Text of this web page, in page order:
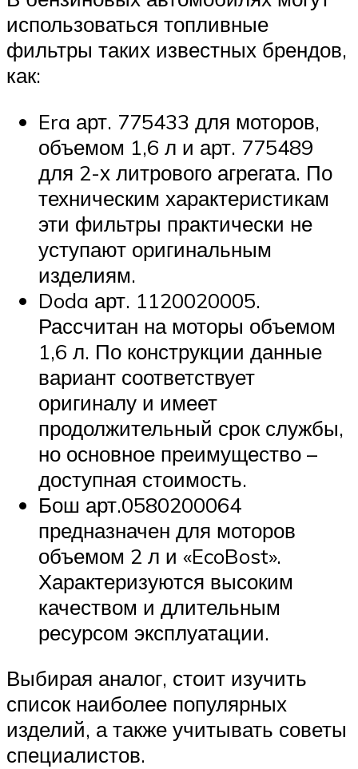
использоваться топливные
фильтры таких известных брендов,
как:
Era арт. 775433 для моторов,
объемом 1,6 л и арт. 775489
для 2-х литрового агрегата. По
техническим характеристикам
эти фильтры практически не
уступают оригинальным
изделиям.
Doda арт. 1120020005.
Рассчитан на моторы объемом
1,6 л. По конструкции данные
вариант соответствует
оригиналу и имеет
продолжительный срок службы,
но основное преимущество –
доступная стоимость.
Бош арт.0580200064
предназначен для моторов
объемом 2 л и «EcoBost».
Характеризуются высоким
качеством и длительным
ресурсом эксплуатации.
Выбирая аналог, стоит изучить
список наиболее популярных
изделий, а также учитывать советы
специалистов.